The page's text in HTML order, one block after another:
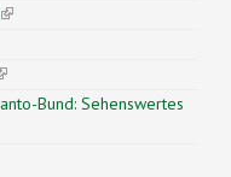
(link is external)
external)
is external)
Bund: Sehenswertes